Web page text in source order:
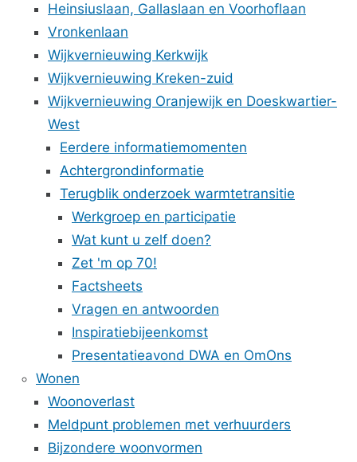
Heinsiuslaan, Gallaslaan en Voorhoflaan
Vronkenlaan
Wijkvernieuwing Kerkwijk
Wijkvernieuwing Kreken-zuid
Wijkvernieuwing Oranjewijk en Doeskwartier-
West
Eerdere informatiemomenten
Achtergrondinformatie
Terugblik onderzoek warmtetransitie
Werkgroep en participatie
Wat kunt u zelf doen?
Zet 'm op 70!
Factsheets
Vragen en antwoorden
Inspiratiebijeenkomst
Presentatieavond DWA en OmOns
Wonen
Woonoverlast
Meldpunt problemen met verhuurders
Bijzondere woonvormen